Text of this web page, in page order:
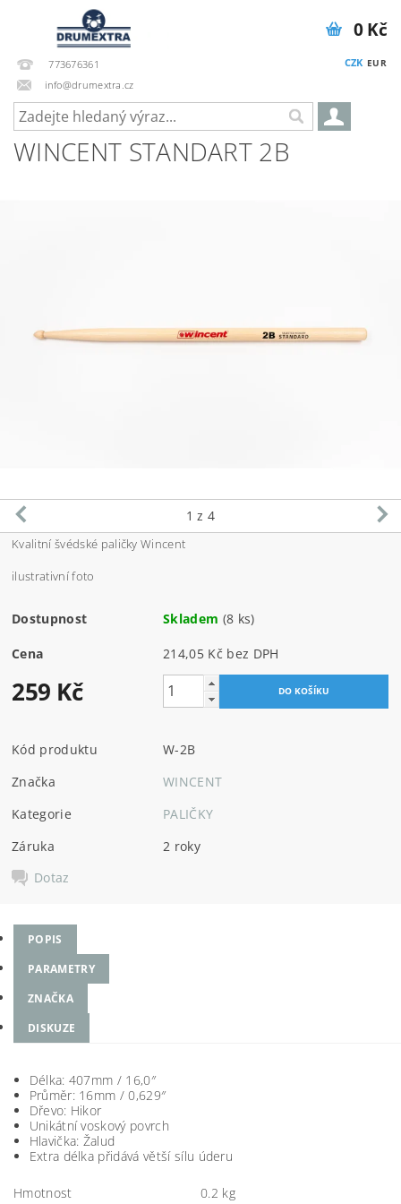
773676361
info@drumextra.cz
CZK EUR
0 Kč
WINCENT STANDART 2B
1 z 4
Kvalitní švédské paličky Wincent
ilustrativní foto
Dostupnost Skladem (8 ks)
Cena 214,05 Kč bez DPH
259 Kč
Kód produktu
W-2B
Značka
WINCENT
Kategorie
PALIČKY
Záruka
2 roky
Dotaz
POPIS
PARAMETRY
ZNAČKA
DISKUZE
Délka: 407mm / 16,0″
Průměr: 16mm / 0,629″
Dřevo: Hikor
Unikátní voskový povrch
Hlavička: Žalud
Extra délka přidává větší sílu úderu
Hmotnost 0.2 kg